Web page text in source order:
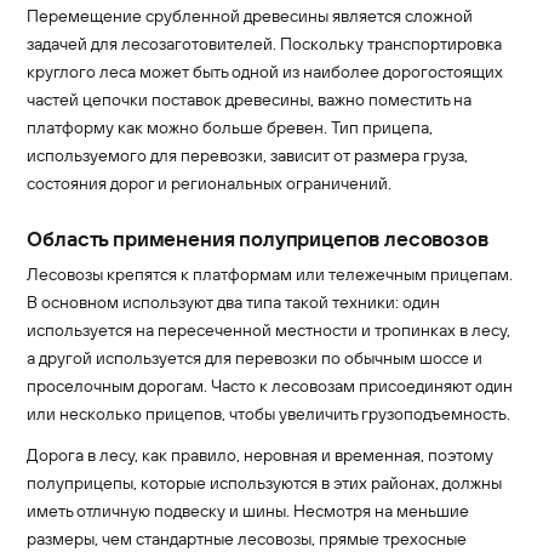
Перемещение срубленной древесины является сложной
задачей для лесозаготовителей. Поскольку транспортировка
круглого леса может быть одной из наиболее дорогостоящих
частей цепочки поставок древесины, важно поместить на
платформу как можно больше бревен. Тип прицепа,
используемого для перевозки, зависит от размера груза,
состояния дорог и региональных ограничений.
Область применения полуприцепов лесовозов
Лесовозы крепятся к платформам или тележечным прицепам.
В основном используют два типа такой техники: один
используется на пересеченной местности и тропинках в лесу,
а другой используется для перевозки по обычным шоссе и
проселочным дорогам. Часто к лесовозам присоединяют один
или несколько прицепов, чтобы увеличить грузоподъемность.
Дорога в лесу, как правило, неровная и временная, поэтому
полуприцепы, которые используются в этих районах, должны
иметь отличную подвеску и шины. Несмотря на меньшие
размеры, чем стандартные лесовозы, прямые трехосные